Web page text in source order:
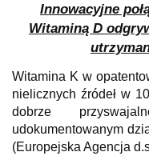
Innowacyjne
Witaminą D
Witamina K w
nielicznych źródeł w
dobrze
udokumentowanym
(Europejska Agencja